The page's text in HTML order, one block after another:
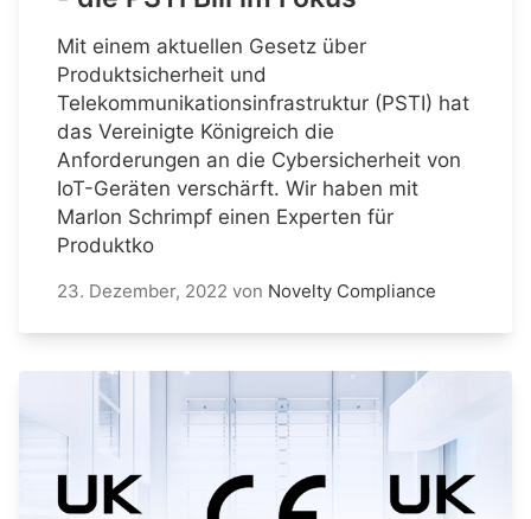
Mit einem aktuellen Gesetz über
Produktsicherheit und
Telekommunikationsinfrastruktur (PSTI) hat
das Vereinigte Königreich die
Anforderungen an die Cybersicherheit von
IoT-Geräten verschärft. Wir haben mit
Marlon Schrimpf einen Experten für
Produktko
23. Dezember, 2022 von Novelty Compliance